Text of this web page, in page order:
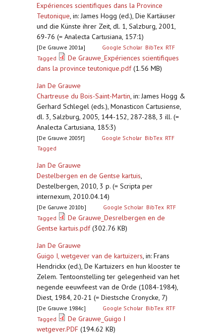
Expériences scientifiques dans la Province
Teutonique, in: James Hogg (ed.), Die Kartäuser
und die Künste ihrer Zeit, dl. 1, Salzburg, 2001,
69-76 (= Analecta Cartusiana, 157:1)
[De Grauwe 2001a] Google Scholar BibTex RTF
Tagged
De Grauwe_Expériences scientifiques
dans la province teutonique.pdf(1.56 MB)
Jan De Grauwe
Chartreuse du Bois-Saint-Martin, in: James Hogg &
Gerhard Schlegel (eds.), Monasticon Cartusiense,
dl. 3, Salzburg, 2005, 144-152, 287-288, 3 ill. (=
Analecta Cartusiana, 185:3)
[De Grauwe 2005f] Google Scholar BibTex RTF
Tagged
Jan De Grauwe
Destelbergen en de Gentse kartuis,
Destelbergen, 2010, 3 p. (= Scripta per
internexum, 2010.04.14)
[De Garuwe 2010b] Google Scholar BibTex RTF
Tagged
De Grauwe_Desrelbergen en de
Gentse kartuis.pdf(302.76 KB)
Jan De Grauwe
Guigo I, wetgever van de kartuizers, in: Frans
Hendrickx (ed.), De Kartuizers en hun klooster te
Zelem. Tentoonstelling ter gelegenheid van het
negende eeuwfeest van de Orde (1084-1984),
Diest, 1984, 20-21 (= Diestsche Cronycke, 7)
[De Grauwe 1984c] Google Scholar BibTex RTF
Tagged
De Grauwe_Guigo I
wetgever.PDF (194.62 KB)